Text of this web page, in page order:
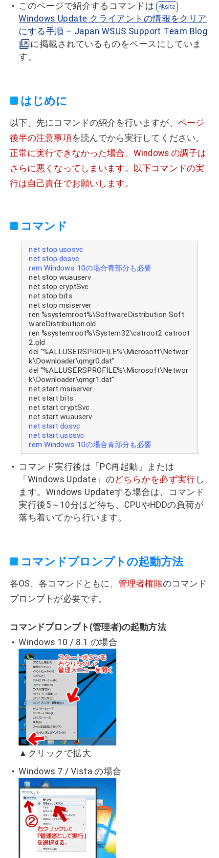
このページで紹介するコマンドは
Windows Update クライアントの情報をクリア
にする手順 – Japan WSUS Support Team Blog
に掲載されているものをベースにしていま
す。
はじめに
以下、先にコマンドの紹介を行いますが、 ページ
後半の注意事項を読んでから実行してください。
正常に実行できなかった場合、Windows の調子は
さらに悪くなってしまいます。以下コマンドの実
行は自己責任でお願いします。
コマンド
net stop usosvc
net stop dosvc
rem Windows 10の場合青部分も必要
net stop wuauserv
net stop cryptSvc
net stop bits
net stop msiserver
ren %systemroot%\SoftwareDistribution Soft
wareDistribution.old
ren %systemroot%\System32\catroot2 catroot
2.old
del "%ALLUSERSPROFILE%\Microsoft\Networ
k\Downloader\qmgr0.dat"
del "%ALLUSERSPROFILE%\Microsoft\Networ
k\Downloader\qmgr1.dat"
net start msiserver
net start bits
net start cryptSvc
net start wuauserv
net start dosvc
net start usosvc
rem Windows 10の場合青部分も必要
コマンド実行後は「PC再起動」または
「Windows Update」のどちらかを必ず実行 し
ます。Windows Updateする場合は、コマンド
実行後5～10分ほど待ち、CPUやHDDの負荷が
落ち着いてから行います。
コマンドプロンプトの起動方法
各OS、各コマンドともに、管理者権限のコマンド
プロンプトが必要です。
コマンドプロンプト(管理者)の起動方法
Windows 10 / 8.1 の場合
▲クリックで拡大
Windows 7 / Vista の場合